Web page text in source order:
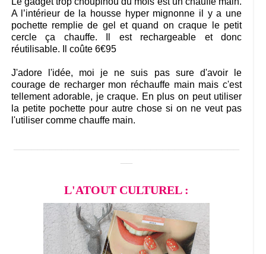
A l’intérieur de la housse hyper mignonne il y a une
pochette remplie de gel et quand on craque le petit
cercle ça chauffe. Il est rechargeable et donc
réutilisable. Il coûte 6€95
J'adore l'idée, moi je ne suis pas sure d'avoir le
courage de recharger mon réchauffe main mais c'est
tellement adorable, je craque. En plus on peut utiliser
la petite pochette pour autre chose si on ne veut pas
l'utiliser comme chauffe main.
L'ATOUT CULTUREL :